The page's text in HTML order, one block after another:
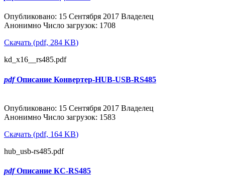
Опубликовано: 15 Сентября 2017 Владелец
Анонимно Число загрузок: 1708
Скачать (pdf, 284 KB)
kd_х16__rs485.pdf
pdf Описание Конвертер-HUB-USB-RS485
Опубликовано: 15 Сентября 2017 Владелец
Анонимно Число загрузок: 1583
Скачать (pdf, 164 KB)
hub_usb-rs485.pdf
pdf Описание КС-RS485